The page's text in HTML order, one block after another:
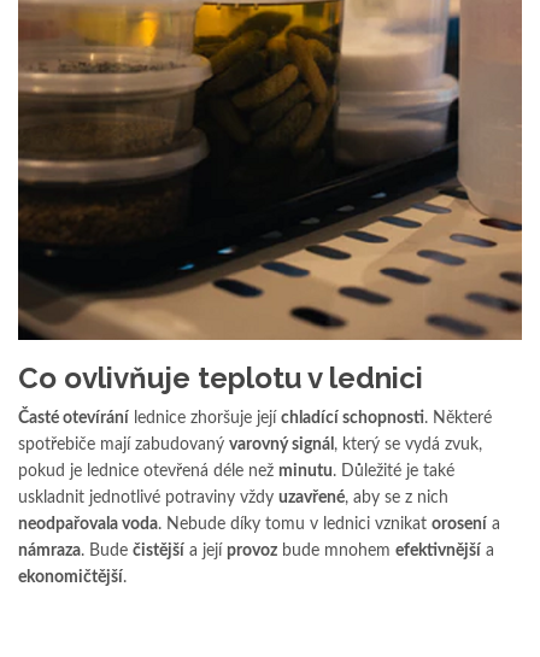
Co ovlivňuje teplotu v lednici
Časté otevírání lednice zhoršuje její chladící schopnosti. Některé
spotřebiče mají zabudovaný varovný signál , který se vydá zvuk,
pokud je lednice otevřená déle než minutu. Důležité je také
uskladnit jednotlivé potraviny vždy uzavřené, aby se z nich
neodpařovala voda. Nebude díky tomu v lednici vznikat orosení a
námraza. Bude čistější a její provoz bude mnohem efektivnější a
ekonomičtější.